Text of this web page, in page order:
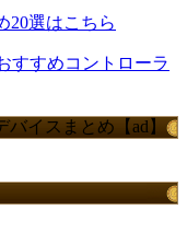
20選はこちら
すすめコントローラ
イスまとめ【ad】